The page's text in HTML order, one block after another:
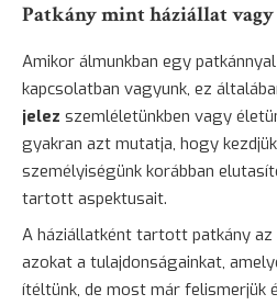
Patkány mint háziállat
Amikor álmunkban egy
kapcsolatban vagyunk, ez
jelez szemléletünkben vagy
gyakran azt mutatja, hogy
személyiségünk korábban
tartott aspektusait.
A háziállatként tartott patkány az
azokat a tulajdonságainkat,
ítéltünk, de most már felismerjük